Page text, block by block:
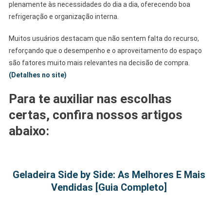
plenamente às necessidades do dia a dia, oferecendo boa
refrigeração e organização interna.
Muitos usuários destacam que não sentem falta do recurso,
reforçando que o desempenho e o aproveitamento do espaço
são fatores muito mais relevantes na decisão de compra.
(Detalhes no site)
Para te auxiliar nas escolhas
certas, confira nossos artigos
abaixo:
Geladeira Side by Side: As Melhores E Mais
Vendidas [Guia Completo]